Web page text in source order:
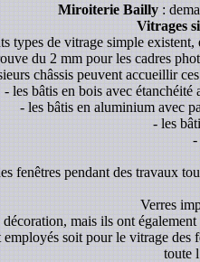
Miroiterie Bailly:
Vitrages
types de vitrage simple
du 2 mm pour les cadres
châssis peuvent accueillir
- les bâtis en bois avec
- les bâtis en aluminium avec
- les
-
fenêtres pendant des travaux
Verres
mais ils ont
soit pour le vitrage
toute